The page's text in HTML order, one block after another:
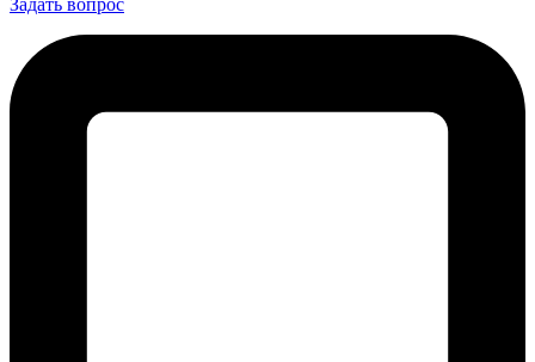
Задать вопрос